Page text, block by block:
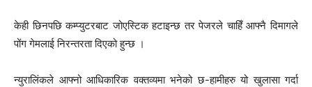
केही छिनपछि कम्प्युटरबाट जोएस्टिक हटाइन्छ तर पेजरले चाहिँ आफ्नै दिमागले
पोंग गेमलाई निरन्तरता दिएको हुन्छ ।
न्युरालिंकले आफ्नो आधिकारिक वक्तव्यमा भनेको छ-हामीहरु यो खुलासा गर्दा